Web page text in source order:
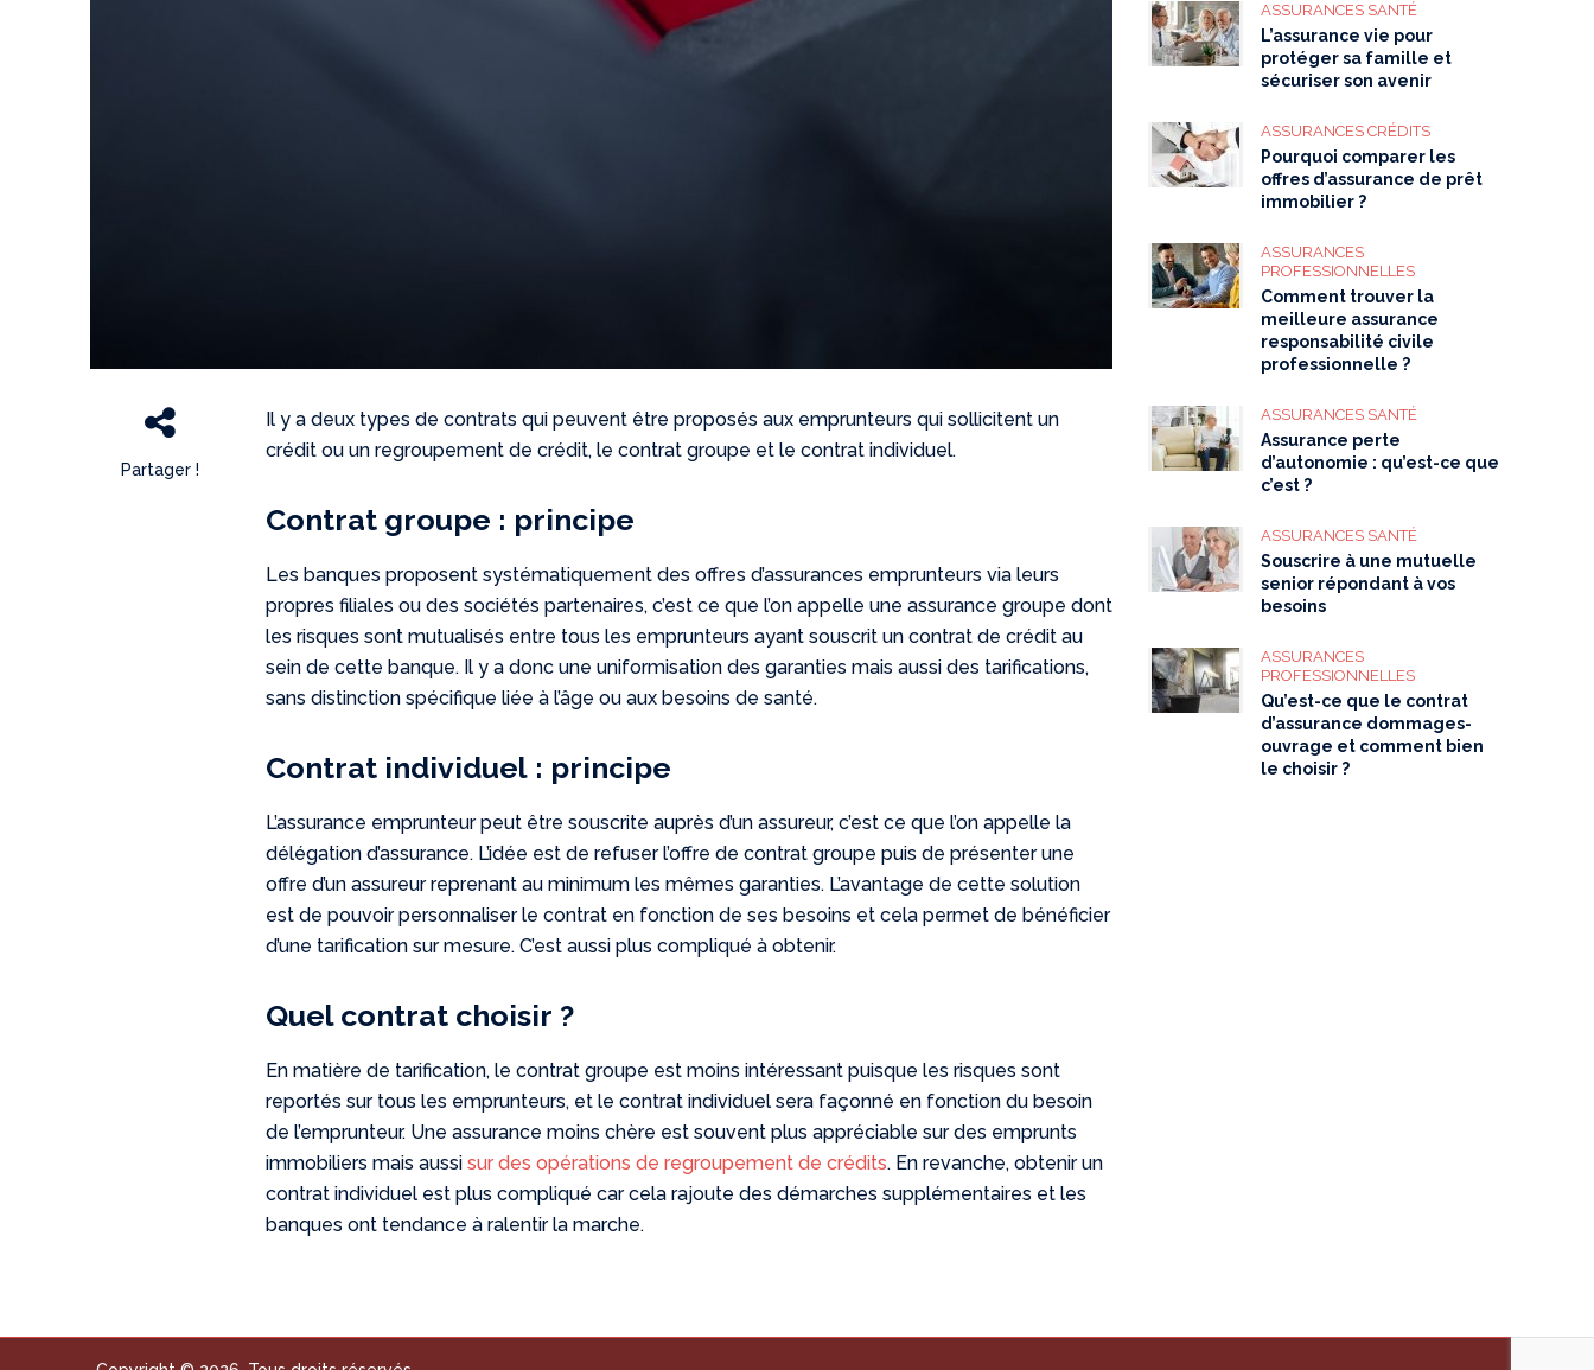
Partager !
Il y a deux types de contrats qui peuvent être proposés aux emprunteurs qui sollicitent un
crédit ou un regroupement de crédit, le contrat groupe et le contrat individuel.
Contrat groupe : principe
Les banques proposent systématiquement des offres d’assurances emprunteurs via leurs
propres filiales ou des sociétés partenaires, c’est ce que l’on appelle une assurance groupe dont
les risques sont mutualisés entre tous les emprunteurs ayant souscrit un contrat de crédit au
sein de cette banque. Il y a donc une uniformisation des garanties mais aussi des tarifications,
sans distinction spécifique liée à l’âge ou aux besoins de santé.
Contrat individuel : principe
L’assurance emprunteur peut être souscrite auprès d’un assureur, c’est ce que l’on appelle la
délégation d’assurance. L’idée est de refuser l’offre de contrat groupe puis de présenter une
offre d’un assureur reprenant au minimum les mêmes garanties. L’avantage de cette solution
est de pouvoir personnaliser le contrat en fonction de ses besoins et cela permet de bénéficier
d’une tarification sur mesure. C’est aussi plus compliqué à obtenir.
Quel contrat choisir ?
En matière de tarification, le contrat groupe est moins intéressant puisque les risques sont
reportés sur tous les emprunteurs, et le contrat individuel sera façonné en fonction du besoin
de l’emprunteur. Une assurance moins chère est souvent plus appréciable sur des emprunts
immobiliers mais aussisur des opérations de regroupement de crédits. En revanche, obtenir un
contrat individuel est plus compliqué car cela rajoute des démarches supplémentaires et les
banques ont tendance à ralentir la marche.
ASSURANCES SANTÉ
L’assurance vie pour
protéger sa famille et
sécuriser son avenir
ASSURANCES CRÉDITS
Pourquoi comparer les
offres d’assurance de prêt
immobilier ?
ASSURANCES
PROFESSIONNELLES
Comment trouver la
meilleure assurance
responsabilité civile
professionnelle ?
ASSURANCES SANTÉ
Assurance perte
d’autonomie : qu’est-ce que
c’est ?
ASSURANCES SANTÉ
Souscrire à une mutuelle
senior répondant à vos
besoins
ASSURANCES
PROFESSIONNELLES
Qu’est-ce que le contrat
d’assurance dommages-
ouvrage et comment bien
le choisir ?